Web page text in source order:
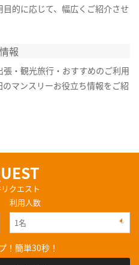
目的に応じて、幅広くご紹介させ
報
張・観光旅行・おすすめのご利用
マンスリーお役立ち情報をご紹
クエスト
利用人数
！簡単30秒！